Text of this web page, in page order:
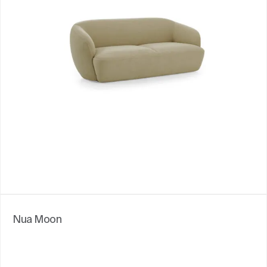
Nua Moon